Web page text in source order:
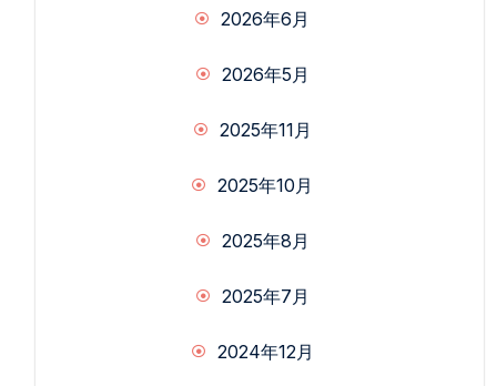
2026年6月
2026年5月
2025年11月
2025年10月
2025年8月
2025年7月
2024年12月